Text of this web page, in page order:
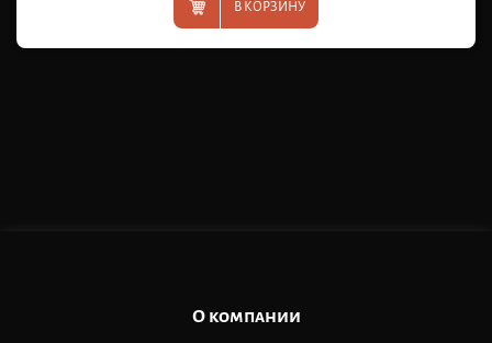
В КОРЗИНУ
О компании